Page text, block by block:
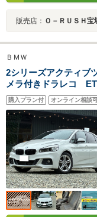
販売店： Ｏ－ＲＵＳＨ宝
ＢＭＷ
2シリーズアクティ
メラ付きドラレコ
購入プラン付 オンライン相談可